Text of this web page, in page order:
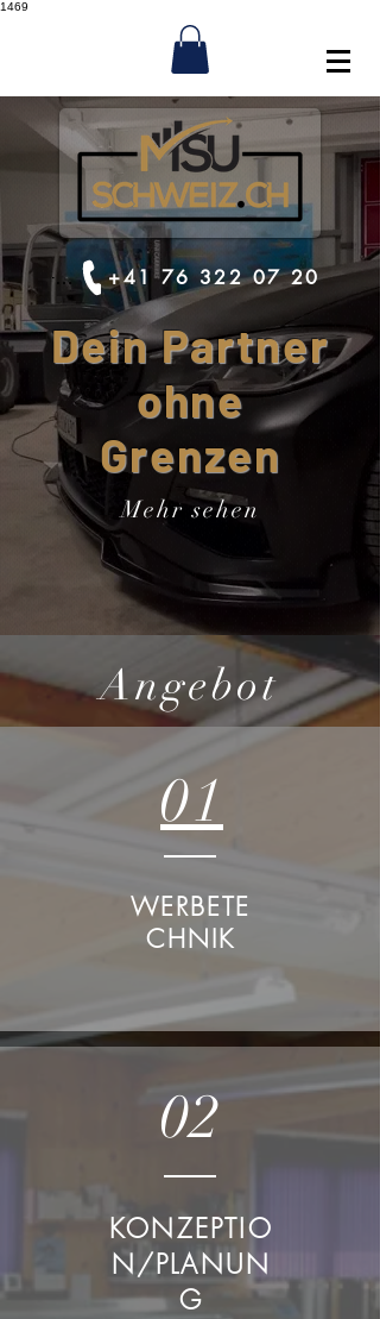
1469
+41 76 322 07 20
+41 76 322 07 20
Dein Partner
ohne
Grenzen
Mehr sehen
Angebot
01
WERBETE
CHNIK
02
KONZEPTIO
N/PLANUN
G